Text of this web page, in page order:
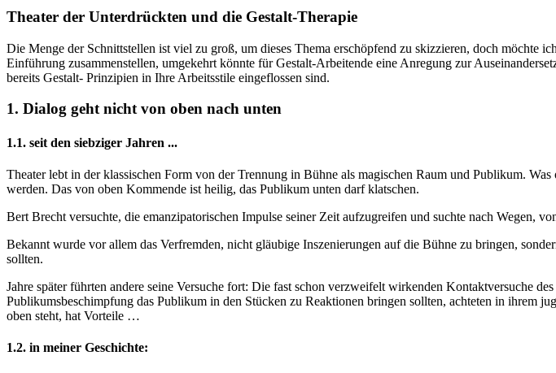
Theater der Unterdrückten und die Gestalt-Therapie
Die Menge der Schnittstellen ist viel zu groß, um dieses Thema erschöpfend zu skizzieren, doch möchte
Einführung zusammenstellen, umgekehrt könnte für Gestalt-Arbeitende eine Anregung zur
bereits Gestalt- Prinzipien in Ihre Arbeitsstile eingeflossen sind.
1. Dialog geht nicht von oben nach unten
1.1. seit den siebziger Jahren ...
Theater lebt in der klassischen Form von der Trennung in Bühne als magischen Raum und Publikum.
werden. Das von oben Kommende ist heilig, das Publikum unten darf klatschen.
Bert Brecht versuchte, die emanzipatorischen Impulse seiner Zeit aufzugreifen und suchte nach Wegen,
Bekannt wurde vor allem das Verfremden, nicht gläubige Inszenierungen auf die Bühne zu bringen,
sollten.
Jahre später führten andere seine Versuche fort: Die fast schon verzweifelt wirkenden Kontaktversuche
Publikumsbeschimpfung das Publikum in den Stücken zu Reaktionen bringen sollten, achteten in ihrem
oben steht, hat Vorteile …
1.2. in meiner Geschichte: